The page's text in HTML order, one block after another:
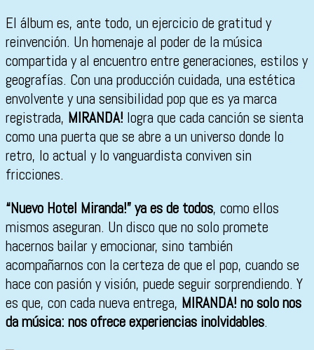
El álbum es, ante todo, un ejercicio de gratitud y
reinvención. Un homenaje al poder de la música
compartida y al encuentro entre generaciones, estilos y
geografías. Con una producción cuidada, una estética
envolvente y una sensibilidad pop que es ya marca
registrada, MIRANDA! logra que cada canción se sienta
como una puerta que se abre a un universo donde lo
retro, lo actual y lo vanguardista conviven sin
fricciones.
“Nuevo Hotel Miranda!” ya es de todos, como ellos
mismos aseguran. Un disco que no solo promete
hacernos bailar y emocionar, sino también
acompañarnos con la certeza de que el pop, cuando se
hace con pasión y visión, puede seguir sorprendiendo. Y
es que, con cada nueva entrega, MIRANDA! no solo nos
da música: nos ofrece experiencias inolvidables.